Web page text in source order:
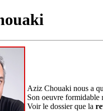
Aziz Chouaki nous a
Son oeuvre formidable
Voir le dossier que la